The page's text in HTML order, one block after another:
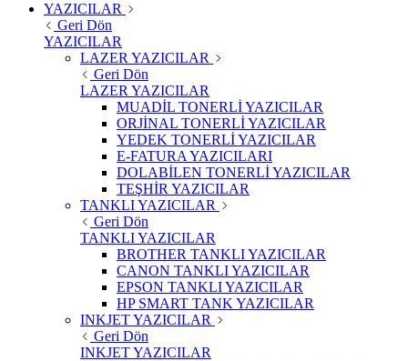
YAZICILAR
Geri Dön
YAZICILAR
LAZER YAZICILAR
Geri Dön
LAZER YAZICILAR
MUADİL TONERLİ YAZICILAR
ORJİNAL TONERLİ YAZICILAR
YEDEK TONERLİ YAZICILAR
E-FATURA YAZICILARI
DOLABİLEN TONERLİ YAZICILAR
TEŞHİR YAZICILAR
TANKLI YAZICILAR
Geri Dön
TANKLI YAZICILAR
BROTHER TANKLI YAZICILAR
CANON TANKLI YAZICILAR
EPSON TANKLI YAZICILAR
HP SMART TANK YAZICILAR
INKJET YAZICILAR
Geri Dön
INKJET YAZICILAR